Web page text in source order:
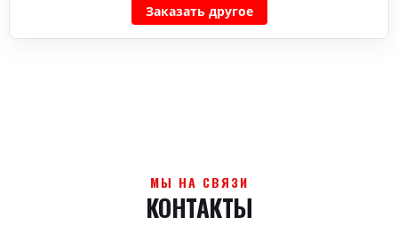
Заказать другое
МЫ НА СВЯЗИ
КОНТАКТЫ